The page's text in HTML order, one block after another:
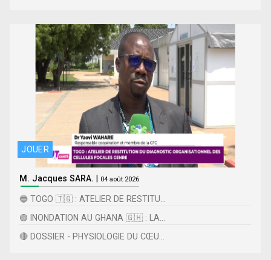
JOUER
M. Jacques SARA. | 04 août 2026
🔵 TOGO 🇹🇬 : ATELIER DE RESTITU...
🟢 INONDATION AU GHANA 🇬🇭 : LA...
🔴 DOSSIER - PHYSIOLOGIE DU CŒU...